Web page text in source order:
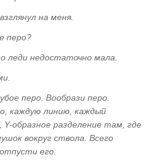
коррекция Поля Событий
на меня.
перо?
леди недостаточно мала.
перо. Вообрази перо.
каждую линию, каждый
Y-образное разделение там, где
вокруг ствола. Всего
его.